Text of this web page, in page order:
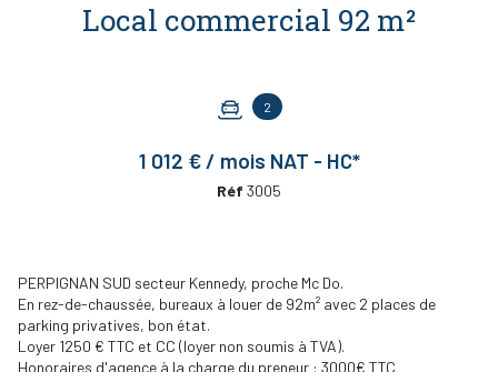
Local commercial 92 m²
2
1 012 € / mois NAT - HC*
Réf 3005
PERPIGNAN SUD secteur Kennedy, proche Mc Do.
En rez-de-chaussée, bureaux à louer de 92m² avec 2 places de
parking privatives, bon état.
Loyer 1250 € TTC et CC (loyer non soumis à TVA).
Honoraires d'agence à la charge du preneur : 3000€ TTC